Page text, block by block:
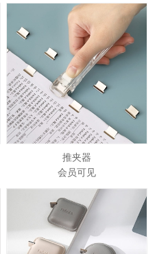
推夹器
会员可见